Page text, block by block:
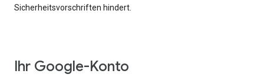
Sicherheitsvorschriften hindert.
Ihr Google-Konto